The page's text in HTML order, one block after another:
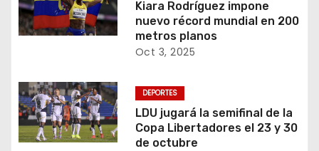
Kiara Rodríguez impone
nuevo récord mundial en 200
metros planos
Oct 3, 2025
DEPORTES
LDU jugará la semifinal de la
Copa Libertadores el 23 y 30
de octubre